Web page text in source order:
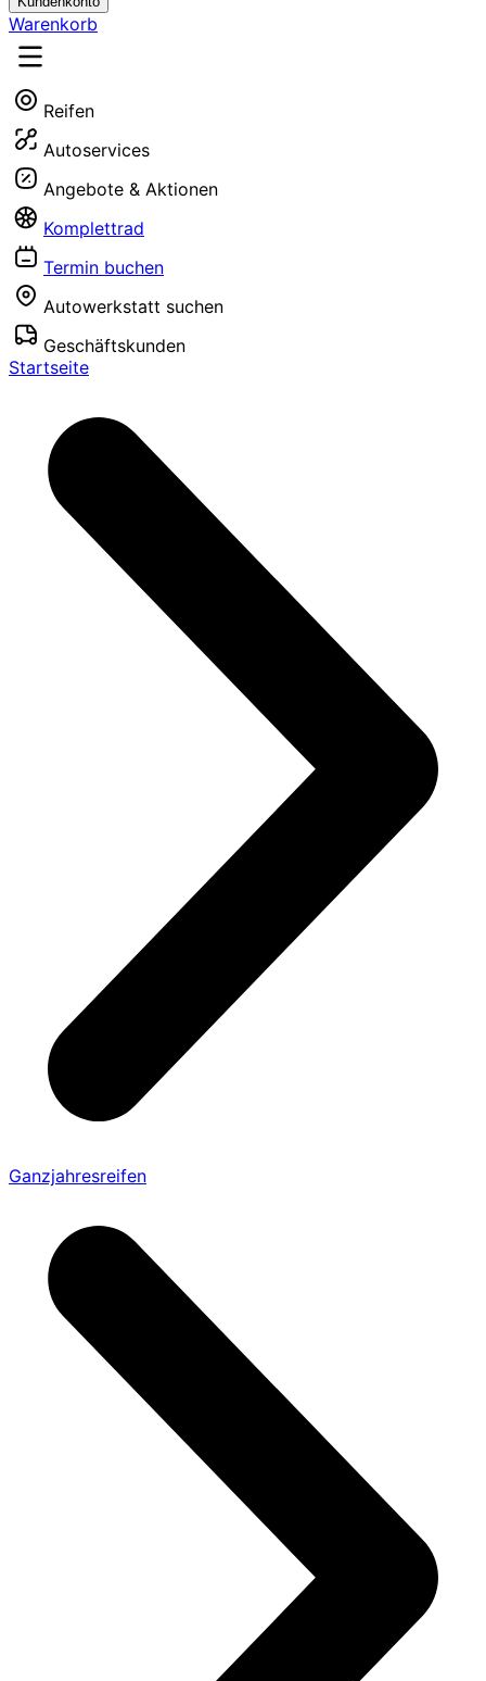
Warenkorb
Reifen
Autoservices
Angebote & Aktionen
Komplettrad
Termin buchen
Autowerkstatt suchen
Geschäftskunden
Startseite
Ganzjahresreifen